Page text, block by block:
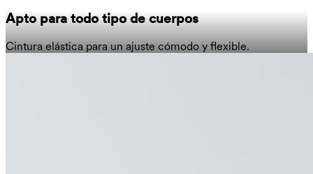
Apto para todo tipo de cuerpos
Cintura elástica para un ajuste cómodo y flexible.